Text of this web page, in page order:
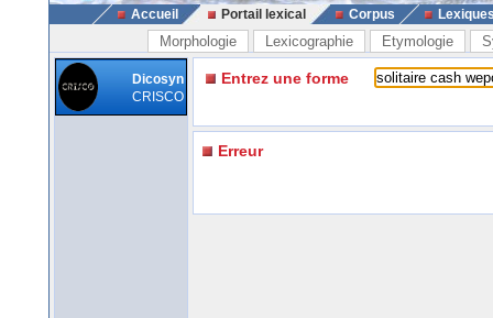
Accueil Portail lexical Corpus
Morphologie Lexicographie Etymologie
Dicosyn
CRISCO
Entrez une forme
Erreur